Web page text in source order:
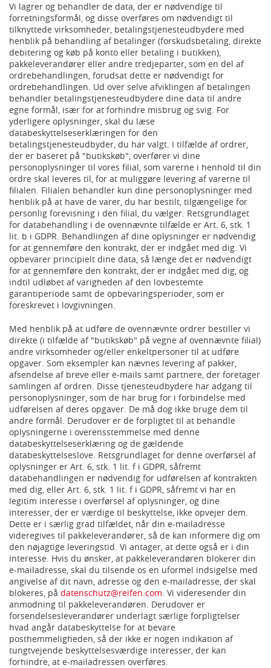
Vi lagrer og behandler de data, der er nødvendige til
forretningsformål, og disse overføres om nødvendigt til
tilknyttede virksomheder, betalingstjenesteudbydere med
henblik på behandling af betalinger (forskudsbetaling, direkte
debitering og køb på konto eller betaling i butikken),
pakkeleverandører eller andre tredjeparter, som en del af
ordrebehandlingen, forudsat dette er nødvendigt for
ordrebehandlingen. Ud over selve afviklingen af betalingen
behandler betalingstjenesteudbydere dine data til andre
egne formål, især for at forhindre misbrug og svig. For
yderligere oplysninger, skal du læse
databeskyttelseserklæringen for den
betalingstjenesteudbyder, du har valgt. I tilfælde af ordrer,
der er baseret på "butikskøb", overfører vi dine
personoplysninger til vores filial, som varerne i henhold til din
ordre skal leveres til, for at muliggøre levering af varerne til
filialen. Filialen behandler kun dine personoplysninger med
henblik på at have de varer, du har bestilt, tilgængelige for
personlig forevisning i den filial, du vælger. Retsgrundlaget
for databehandling i de ovennævnte tilfælde er Art. 6, stk. 1
lit. b i GDPR. Behandlingen af dine oplysninger er nødvendig
for at gennemføre den kontrakt, der er indgået med dig. Vi
opbevarer principielt dine data, så længe det er nødvendigt
for at gennemføre den kontrakt, der er indgået med dig, og
indtil udløbet af varigheden af den lovbestemte
garantiperiode samt de opbevaringsperioder, som er
foreskrevet i lovgivningen.
Med henblik på at udføre de ovennævnte ordrer bestiller vi
direkte (i tilfælde af "butikskøb" på vegne af ovennævnte filial)
andre virksomheder og/eller enkeltpersoner til at udføre
opgaver. Som eksempler kan nævnes levering af pakker,
afsendelse af breve eller e-mails samt partnere, der foretager
samlingen af ordren. Disse tjenesteudbydere har adgang til
personoplysninger, som de har brug for i forbindelse med
udførelsen af deres opgaver. De må dog ikke bruge dem til
andre formål. Derudover er de forpligtet til at behandle
oplysningerne i overensstemmelse med denne
databeskyttelseserklæring og de gældende
databeskyttelseslove. Retsgrundlaget for denne overførsel af
oplysninger er Art. 6, stk. 1 lit. f i GDPR, såfremt
databehandlingen er nødvendig for udførelsen af kontrakten
med dig, eller Art. 6, stk. 1 lit. f i GDPR, såfremt vi har en
legitim interesse i overførsel af oplysninger, og dine
interesser, der er værdige til beskyttelse, ikke opvejer dem.
Dette er i særlig grad tilfældet, når din e-mailadresse
videregives til pakkeleverandører, så de kan informere dig om
den nøjagtige leveringstid. Vi antager, at dette også er i din
interesse. Hvis du ønsker, at pakkeleverandøren blokerer din
e-mailadresse, skal du tilsende os en uformel indsigelse med
angivelse af dit navn, adresse og den e-mailadresse, der skal
blokeres, på datenschutz@reifen.com. Vi videresender din
anmodning til pakkeleverandøren. Derudover er
forsendelsesleverandører underlagt særlige forpligtelser
hvad angår databeskyttelse for at bevare
posthemmeligheden, så der ikke er nogen indikation af
tungtvejende beskyttelsesværdige interesser, der kan
forhindre, at e-mailadressen overføres.